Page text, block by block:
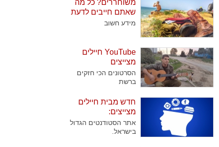
ומעטים המלש"בים
שמצליחים לעבור אותם.
משוחררים? כל מה
שאתם חייבים לדעת
מידע חשוב
YouTube חיילים
מצייצים
הסרטונים הכי חזקים
ברשת
חדש מבית חיילים
מצייצים:
אתר הסטודנטים הגדול
בישראל.